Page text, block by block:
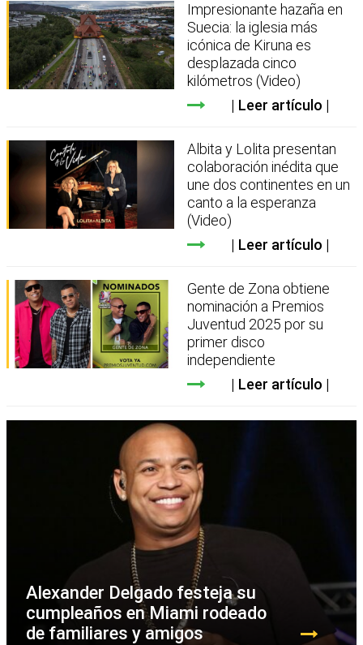
Impresionante hazaña en
Suecia: la iglesia más
icónica de Kiruna es
desplazada cinco
kilómetros (Video)
Leer artículo
Albita y Lolita presentan
colaboración inédita que
une dos continentes en un
canto a la esperanza
(Video)
Leer artículo
Gente de Zona obtiene
nominación a Premios
Juventud 2025 por su
primer disco
independiente
Leer artículo
Alexander Delgado festeja su
cumpleaños en Miami rodeado
de familiares y amigos